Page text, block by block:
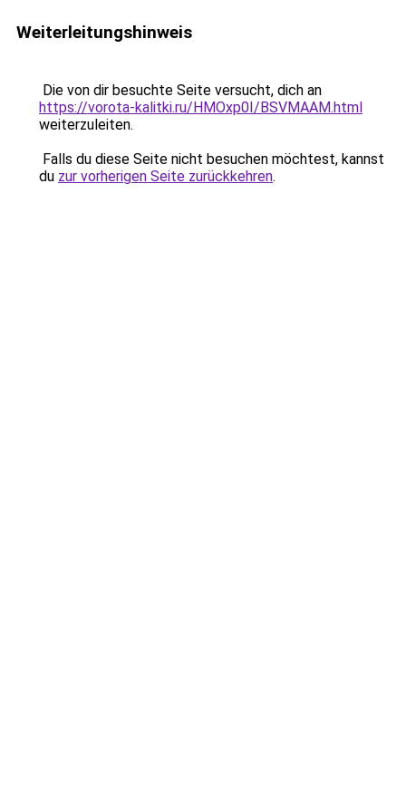
Weiterleitungshinweis
Die von dir besuchte Seite versucht, dich an
https://vorota-kalitki.ru/HMOxp0I/BSVMAAM.html
weiterzuleiten.
Falls du diese Seite nicht besuchen möchtest, kannst
du zur vorherigen Seite zurückkehren.